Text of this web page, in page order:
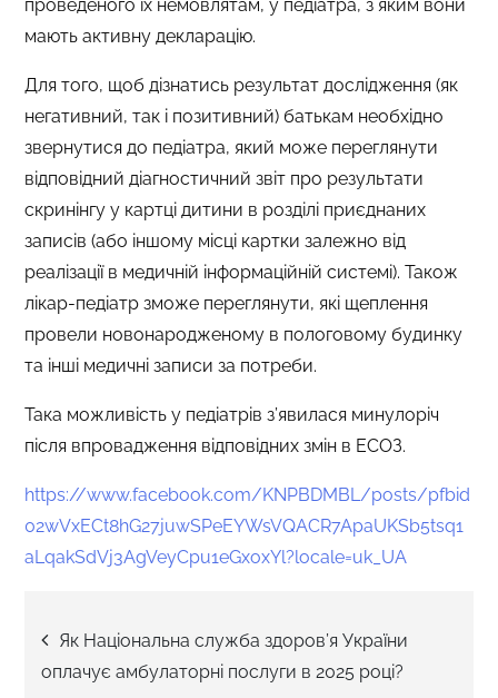
проведеного їх немовлятам, у педіатра, з яким вони
мають активну декларацію.
Для того, щоб дізнатись результат дослідження (як
негативний, так і позитивний) батькам необхідно
звернутися до педіатра, який може переглянути
відповідний діагностичний звіт про результати
скринінгу у картці дитини в розділі приєднаних
записів (або іншому місці картки залежно від
реалізації в медичній інформаційній системі). Також
лікар-педіатр зможе переглянути, які щеплення
провели новонародженому в пологовому будинку
та інші медичні записи за потреби.
Така можливість у педіатрів з’явилася минулоріч
після впровадження відповідних змін в ЕСОЗ.
https://www.facebook.com/KNPBDMBL/posts/pfbid
02wVxECt8hG27juwSPeEYWsVQACR7ApaUKSb5tsq1
aLqakSdVj3AgVeyCpu1eGxoxYl?locale=uk_UA
Навігація
Як Національна служба здоров’я України
оплачує амбулаторні послуги в 2025 році?